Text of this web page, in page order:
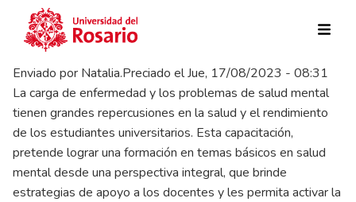
Pasar al contenido principal
Enviado por Natalia.Preciado elJue, 17/08/2023 - 08:31
La carga de enfermedad y los problemas de salud mental
tienen grandes repercusiones en la salud y el rendimiento
de los estudiantes universitarios. Esta capacitación,
pretende lograr una formación en temas básicos en salud
mental desde una perspectiva integral, que brinde
estrategias de apoyo a los docentes y les permita activar la